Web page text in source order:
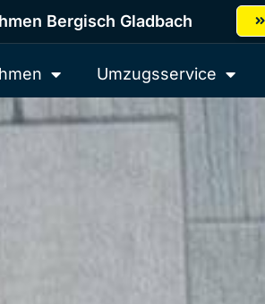
Bergisch Gladbach
Umzugsservice